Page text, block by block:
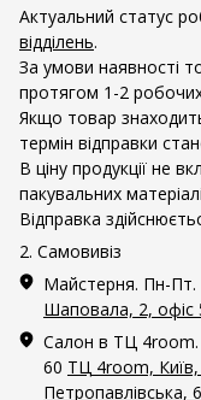
Актуальний статус
відділень.
За умови наявності
протягом 1-2 робочих
Якщо товар
термін відправки
В ціну продукції не
пакувальних
Відправка
2. Самовивіз
Майстерня. Пн-Пт.
Шаповала, 2, офіс
Салон в ТЦ 4room.
60 ТЦ 4room, Київ,
Петропавлівська, 6